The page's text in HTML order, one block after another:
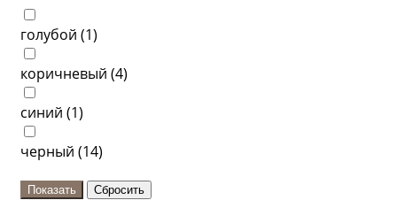
голубой (1)
коричневый (4)
синий (1)
черный (14)